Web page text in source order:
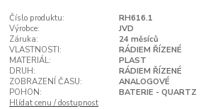
Číslo produktu:
RH616.1
Výrobce:
JVD
Záruka:
24 měsíců
VLASTNOSTI:
RÁDIEM ŘÍZENÉ
MATERIÁL:
PLAST
DRUH:
RÁDIEM ŘÍZENÉ
ZOBRAZENÍ ČASU:
ANALOGOVÉ
POHON:
BATERIE - QUARTZ
Hlídat cenu / dostupnost